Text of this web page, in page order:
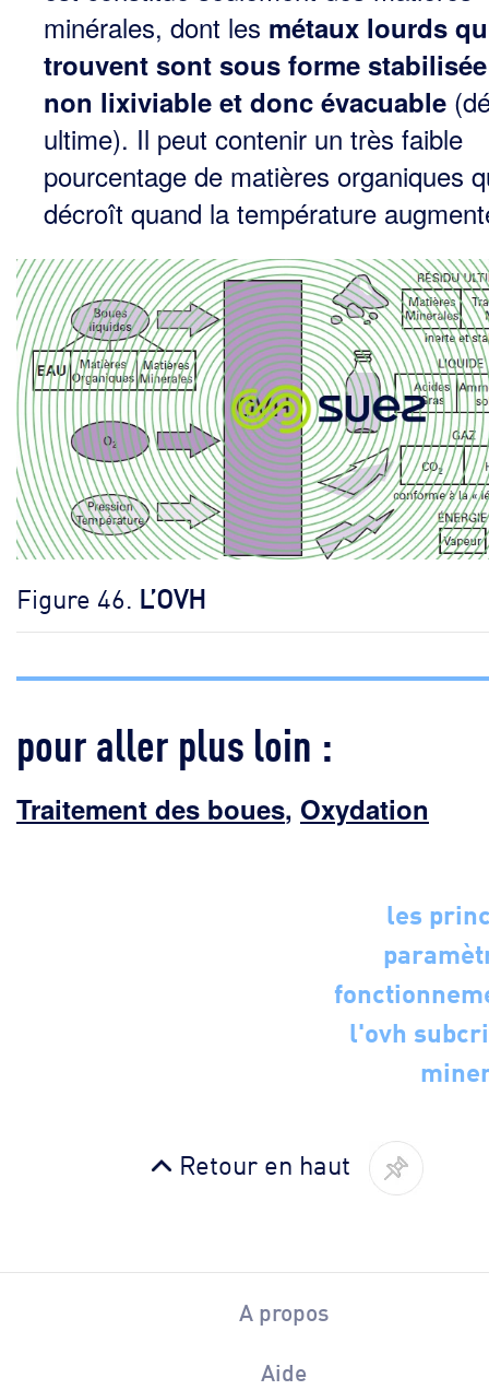
minérales, dont les métaux lourds
trouvent sont sous forme
non lixiviable et donc évacuable
ultime). Il peut contenir un très faible
pourcentage de matières organiques
décroît quand la température
Figure 46. L’OVH
pour aller plus loin :
Traitement des boues, Oxydation
les
l'ovh
Retour en haut
A propos
Aide